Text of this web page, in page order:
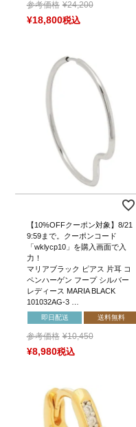
参考価格 ¥24,200
¥18,800税込
【10%OFFクーポン対象】8/21
9:59まで。クーポンコード
「wklycp10」を購入画面で入
力！
マリアブラック ピアス 片耳 コ
ペンハーゲン フープ シルバー
レディース MARIA BLACK
101032AG-3 …
即日配送 送料無料
参考価格 ¥10,450
¥8,980税込